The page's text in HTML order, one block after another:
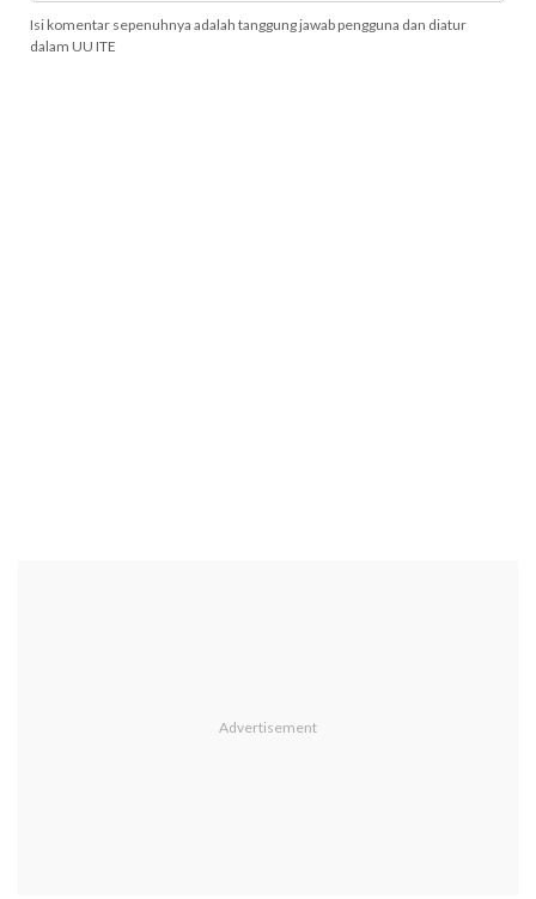
Isi komentar sepenuhnya adalah tanggung jawab pengguna dan diatur
dalam UU ITE